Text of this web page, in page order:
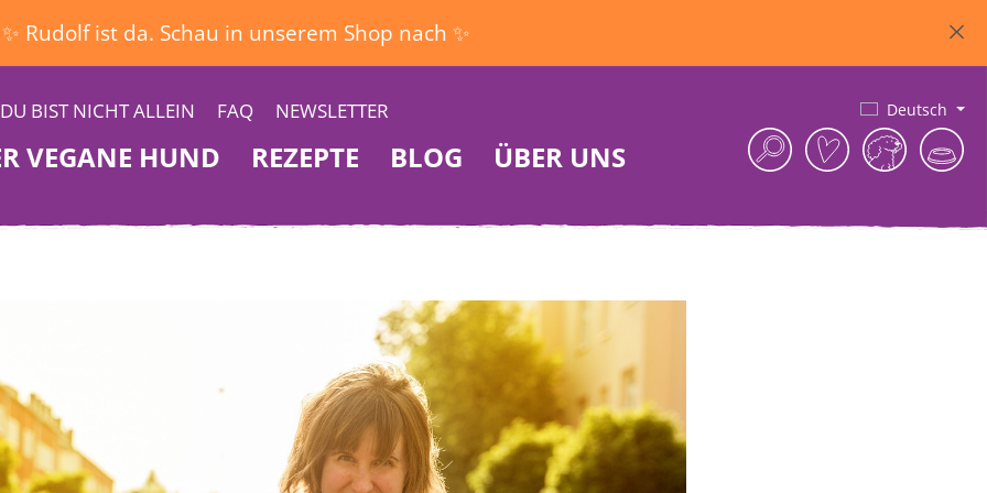
✨ Rudolf ist da. Schau in unserem Shop nach ✨
DU BIST NICHT ALLEIN FAQ NEWSLETTER Deutsch
VEGANE HUND REZEPTE BLOG ÜBER UNS